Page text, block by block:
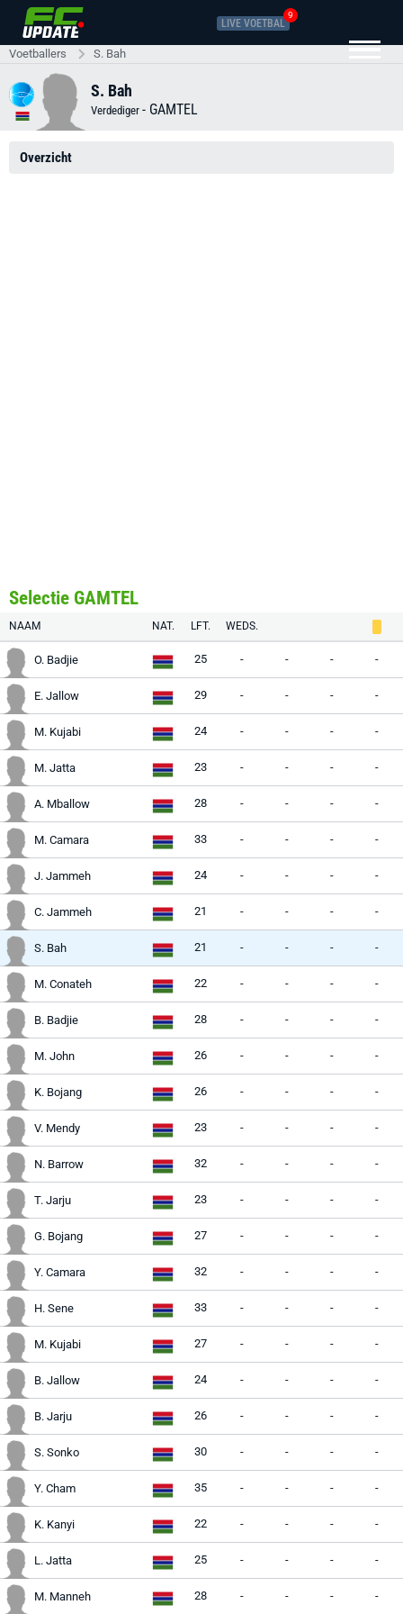
LIVE VOETBAL
9
Voetballers S. Bah
S. Bah
Verdediger - GAMTEL
Overzicht
Selectie GAMTEL
NAAM NAT. LFT. WEDS.
O. Badjie 25 - - - -
E. Jallow 29 - - - -
M. Kujabi 24 - - - -
M. Jatta 23 - - - -
A. Mballow 28 - - - -
M. Camara 33 - - - -
J. Jammeh 24 - - - -
C. Jammeh 21 - - - -
S. Bah 21 - - - -
M. Conateh 22 - - - -
B. Badjie 28 - - - -
M. John 26 - - - -
K. Bojang 26 - - - -
V. Mendy 23 - - - -
N. Barrow 32 - - - -
T. Jarju 23 - - - -
G. Bojang 27 - - - -
Y. Camara 32 - - - -
H. Sene 33 - - - -
M. Kujabi 27 - - - -
B. Jallow 24 - - - -
B. Jarju 26 - - - -
S. Sonko 30 - - - -
Y. Cham 35 - - - -
K. Kanyi 22 - - - -
L. Jatta 25 - - - -
M. Manneh 28 - - - -